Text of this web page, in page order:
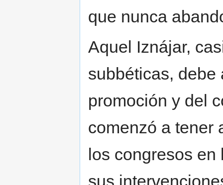
que nunca
Aquel Iznájar,
subbéticas, debe
promoción y del
comenzó a tener
los congresos